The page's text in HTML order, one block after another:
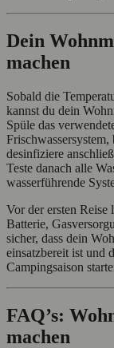
Dein
machen
Sobald die
kannst du dein
Spüle das
desinfiziere
Teste danach alle
wasserführende
Vor der ersten
Batterie,
sicher, dass dein
einsatzbereit ist und
Campingsaison
FAQ’s:
machen